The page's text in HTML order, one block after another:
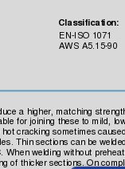
Classification:
EN-ISO 1071
AWS A5.15-90
a higher, m atc hing st
for joining these to m ild,
hot cracking sometimes c
Thin sections can be
When welding without preheat
of thic ker sections. On c